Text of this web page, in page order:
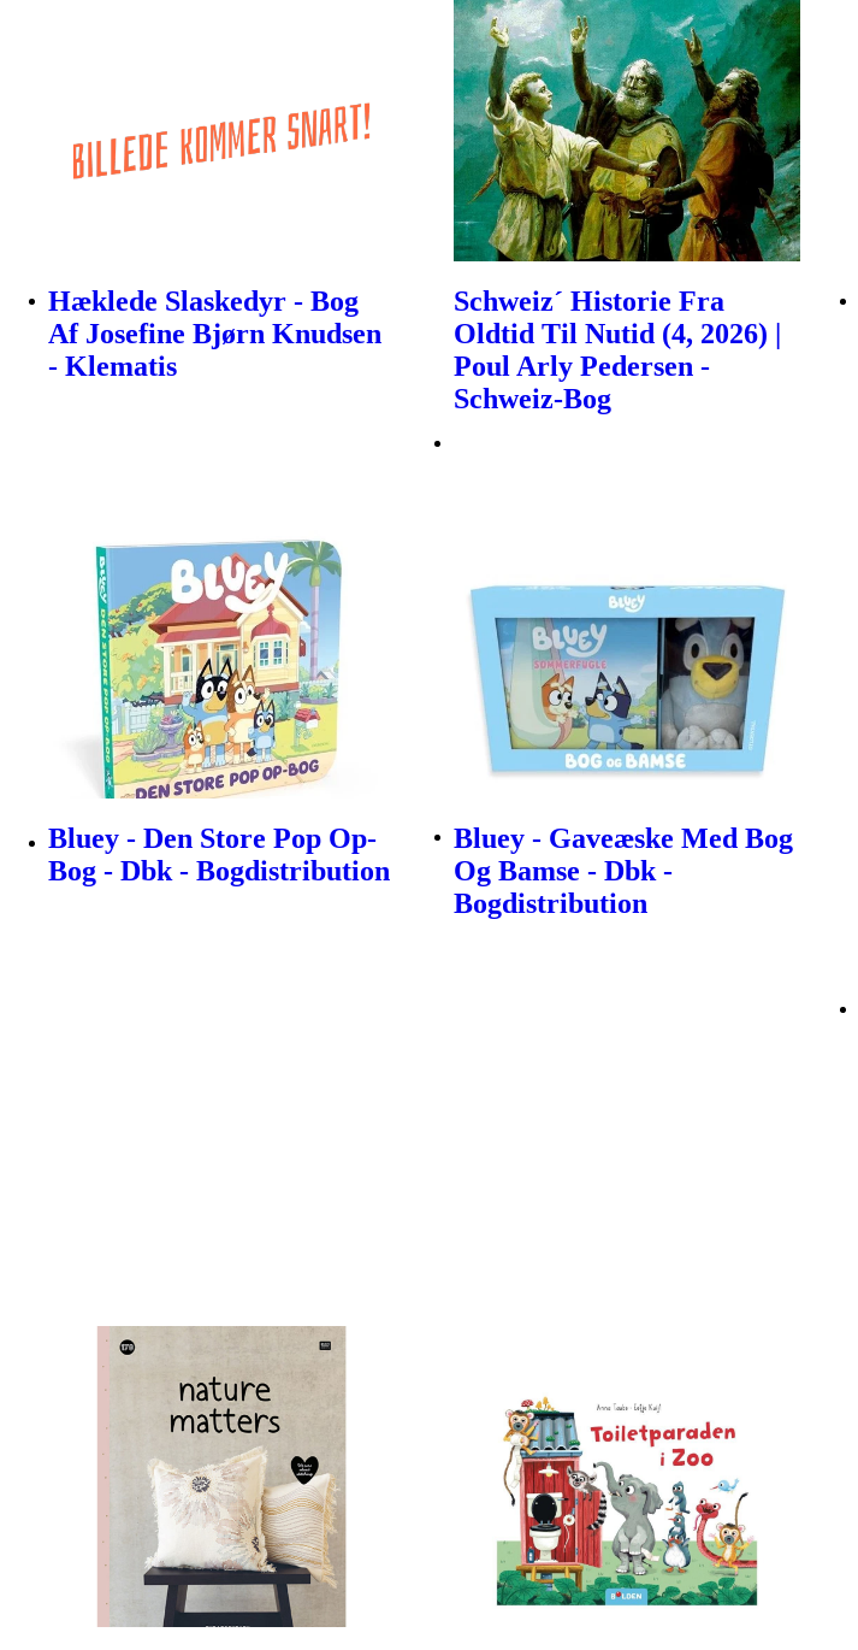
Hæklede Slaskedyr - Bog
Af Josefine Bjørn Knudsen
- Klematis
Schweiz´ Historie Fra
Oldtid Til Nutid (4, 2026) |
Poul Arly Pedersen -
Schweiz-Bog
Bluey - Den Store Pop Op-
Bog - Dbk - Bogdistribution
Bluey - Gaveæske Med Bog
Og Bamse - Dbk -
Bogdistribution